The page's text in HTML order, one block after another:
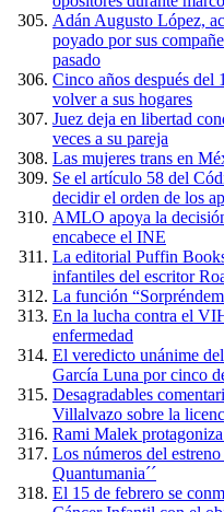
Adán Augusto López,
poyado por sus
pasado
Cinco años después del
volver a sus hogares
Juez deja en libertad
veces a su pareja
Las mujeres trans en
Se el artículo 58 del
decidir el orden de los
AMLO apoya la
encabece el INE
La editorial Puffin
infantiles del escritor
La función
En la lucha contra el
enfermedad
El veredicto unánime
García Luna por cinco
Desagradables
Villalvazo sobre la
Rami Malek
Los números del
Quantumania´´
El 15 de febrero se